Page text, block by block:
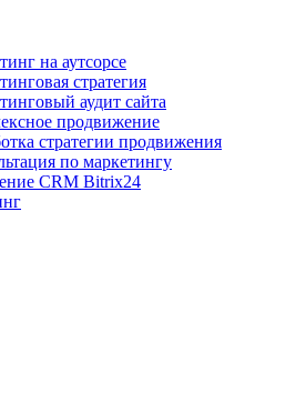
на аутсорсе
стратегия
аудит сайта
продвижение
стратегии продвижения
по маркетингу
CRM Bitrix24